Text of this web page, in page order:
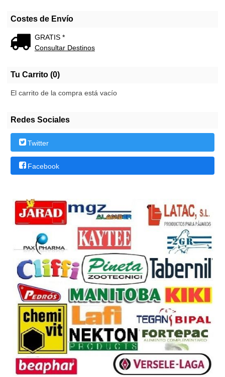
Costes de Envío
GRATIS *
Consultar Destinos
Tu Carrito (0)
El carrito de la compra está vacío
Redes Sociales
Twitter
Facebook